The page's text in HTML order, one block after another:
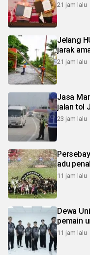
21 jam lalu
Jelang
jarak
21 jam lalu
Jasa
jalan tol
23 jam lalu
adu
11 jam lalu
Dewa
pemain
11 jam lalu